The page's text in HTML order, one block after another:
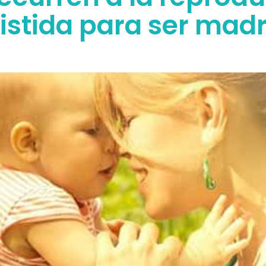
para ser